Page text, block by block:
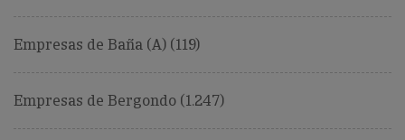
Empresas de Baña (A) (119)
Empresas de Bergondo (1.247)